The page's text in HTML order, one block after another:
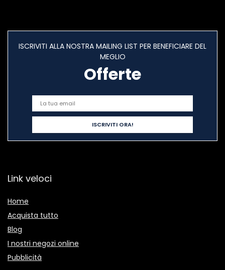
ISCRIVITI ALLA NOSTRA MAILING LIST PER BENEFICIARE DEL
MEGLIO
Offerte
Link veloci
Home
Acquista tutto
Blog
I nostri negozi online
Pubblicità